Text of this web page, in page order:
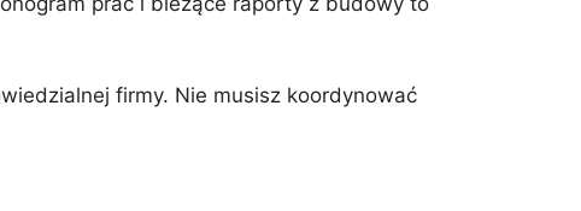
firmy. Nie musisz koordynować